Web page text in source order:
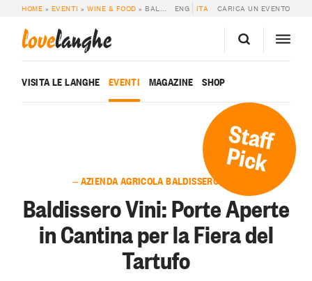
HOME » EVENTI »WINE & FOOD » BALDISSERO VINI: PORTE APERTE IN CANTINA PER LA FIERA DEL TARTUFO ENG ITA CARICA UN EVENTO
lovelanghe
VISITA LE LANGHE EVENTI MAGAZINE SHOP
Staff
Pick
— AZIENDA AGRICOLA BALDISSERO VINI
Baldissero Vini: Porte Aperte
in Cantina per la Fiera del
Tartufo